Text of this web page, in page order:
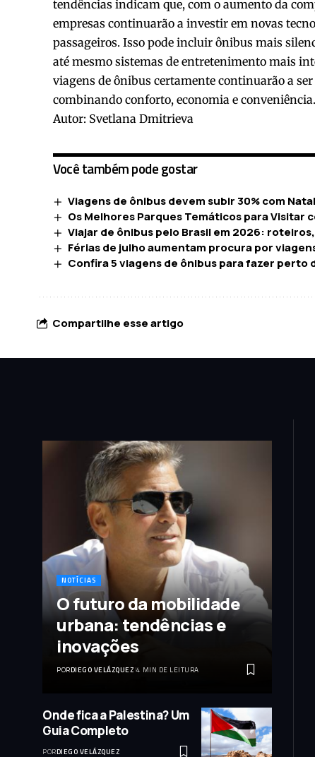
tendências indicam que, com o aumento da
empresas continuarão a investir em novas
passageiros. Isso pode incluir ônibus mais
até mesmo sistemas de entretenimento mais
viagens de ônibus certamente continuarão a
combinando conforto, economia e conveniência.
Autor: Svetlana Dmitrieva
Você também pode gostar
Viagens de ônibus devem subir 30% com
Os Melhores Parques Temáticos para Visitar
Viajar de ônibus pelo Brasil em 2026:
Férias de julho aumentam procura por
Confira 5 viagens de ônibus para fazer perto
Compartilhe esse artigo
NOTÍCIAS
O futuro da mobilidade
urbana: tendências e
inovações
PORDIEGO VELÁZQUEZ 4 MIN DE LEITURA
Onde fica a Palestina? Um
Guia Completo
PORDIEGO VELÁZQUEZ